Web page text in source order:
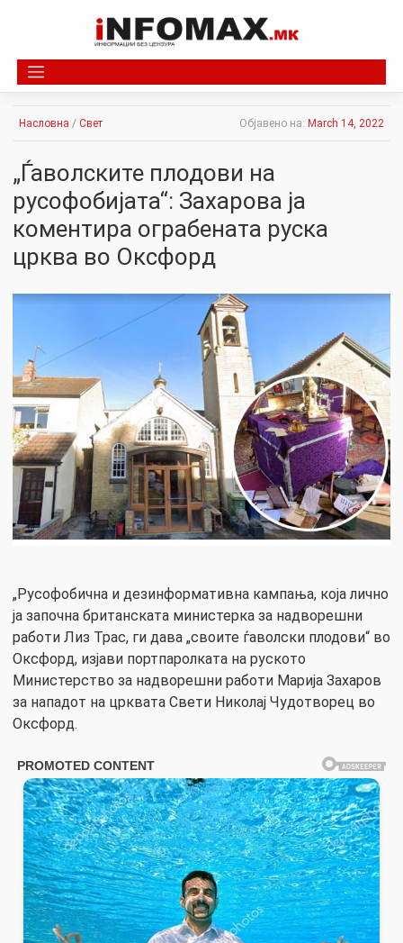
Насловна / Свет Објавено на: March 14, 2022
„Ѓаволските плодови на
русофобијата“: Захарова ја
коментира ограбената руска
црква во Оксфорд
„Русофобична и дезинформативна кампања, која лично
ја започна британската министерка за надворешни
работи Лиз Трас, ги дава „своите ѓаволски плодови“ во
Оксфорд, изјави портпаролката на руското
Министерство за надворешни работи Марија Захаров
за нападот на црквата Свети Николај Чудотворец во
Оксфорд.